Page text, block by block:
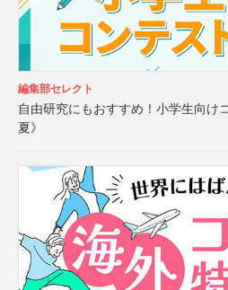
編集部セレクト
自由研究にもおすすめ！小学生向け
夏》